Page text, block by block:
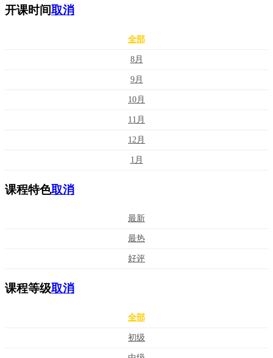
开课时间取消
全部
8月
9月
10月
11月
12月
1月
课程特色取消
最新
最热
好评
课程等级取消
全部
初级